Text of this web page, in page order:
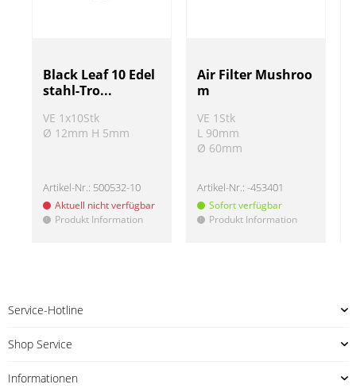
Black Leaf 10 Edel
stahl-Tro...
VE 1x10Stk
Ø 12mm H 5mm
Artikel-Nr.: 500532-10
Aktuell nicht verfügbar
! Produkt Information
Air Filter Mushroo
m
VE 1Stk
L 90mm
Ø 60mm
Artikel-Nr.: -453401
Sofort verfügbar
! Produkt Information
Service-Hotline
Shop Service
Informationen